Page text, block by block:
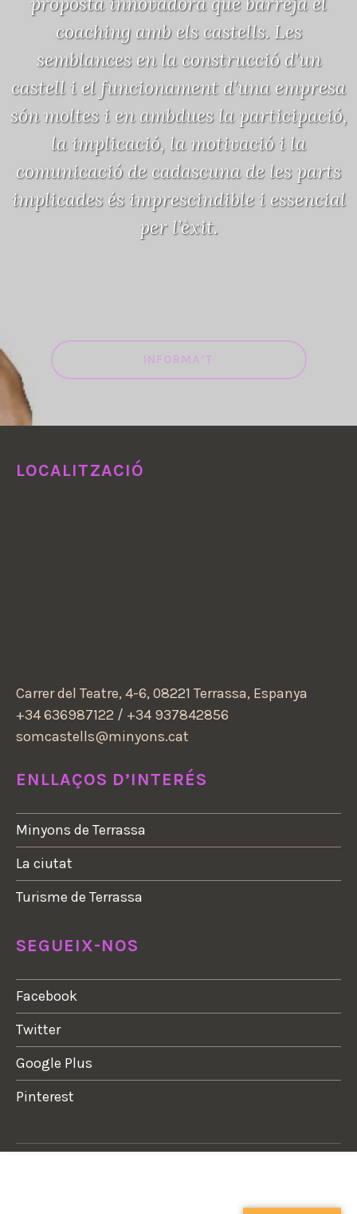
coaching amb els castells. Les
semblances en la construcció d’un
castell i el funcionament d’una empresa
són moltes i en ambdues la participació,
la implicació, la motivació i la
comunicació de cadascuna de les parts
implicades és imprescindible i essencial
per l’èxit.
INFORMA’T
LOCALITZACIÓ
Carrer del Teatre, 4-6, 08221 Terrassa, Espanya
+34 636987122 / +34 937842856
somcastells@minyons.cat
ENLLAÇOS D’INTERÉS
Minyons de Terrassa
La ciutat
Turisme de Terrassa
SEGUEIX-NOS
Facebook
Twitter
Google Plus
Pinterest